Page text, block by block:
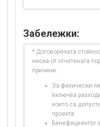
Забележки:
* Договорената
ниска от отчетената
причини:
За физически
включва
които са
проекта
Бенефициентът